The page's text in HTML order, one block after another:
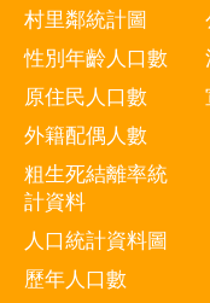
村里鄰統計圖
性別年齡人口數
原住民人口數
外籍配偶人數
粗生死結離率統
計資料
人口統計資料圖
歷年人口數